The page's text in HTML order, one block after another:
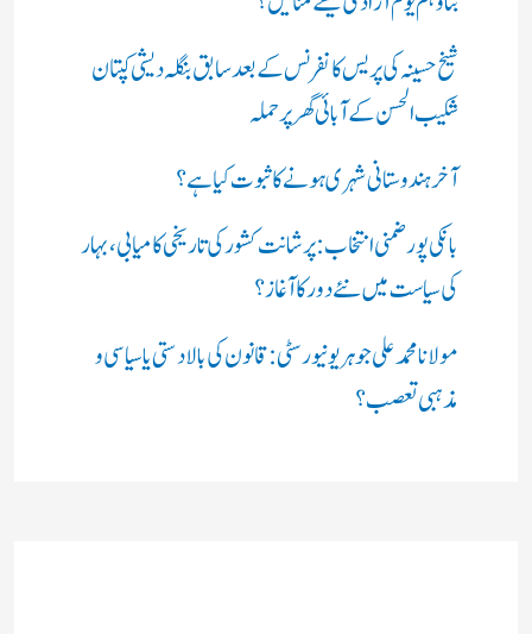
شیخ حسینہ کی پریس کانفرنس کے بعد سابق بنگلہ دیشی کپتان
شکیب الحسن کے آبائی گھر پر حملہ
آخر ہندوستانی شہری ہونے کا ثبوت کیا ہے؟
بانکی پور ضمنی انتخاب: پرشانت کشور کی تاریخی کامیابی، بہار
کی سیاست میں نئے دور کا آغاز؟
مولانا محمد علی جوہر یونیورسٹی: قانون کی بالادستی یا سیاسی و
مذہبی تعصب؟